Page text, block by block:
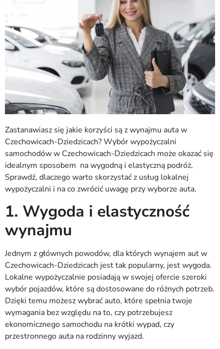
Zastanawiasz się jakie korzyści są z wynajmu auta w
Czechowicach-Dziedzicach? Wybór wypożyczalni
samochodów w Czechowicach-Dziedzicach może okazać się
idealnym sposobem na wygodną i elastyczną podróż.
Sprawdź, dlaczego warto skorzystać z usług lokalnej
wypożyczalni i na co zwrócić uwagę przy wyborze auta.
1. Wygoda i elastyczność
wynajmu
Jednym z głównych powodów, dla których wynajem aut w
Czechowicach-Dziedzicach jest tak popularny, jest wygoda.
Lokalne wypożyczalnie posiadają w swojej ofercie szeroki
wybór pojazdów, które są dostosowane do różnych potrzeb.
Dzięki temu możesz wybrać auto, które spełnia twoje
wymagania bez względu na to, czy potrzebujesz
ekonomicznego samochodu na krótki wypad, czy
przestronnego auta na rodzinny wyjazd.